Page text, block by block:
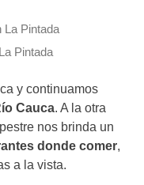
Pintada
y continuamos
Cauca. A la otra
nos brinda un
donde comer,
a la vista.